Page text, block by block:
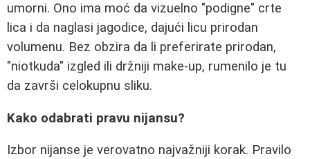
umorni. Ono ima moć da vizuelno "podigne" crte
lica i da naglasi jagodice, dajući licu prirodan
volumenu. Bez obzira da li preferirate prirodan,
"niotkuda" izgled ili držniji make-up, rumenilo je tu
da završi celokupnu sliku.
Kako odabrati pravu nijansu?
Izbor nijanse je verovatno najvažniji korak. Pravilo